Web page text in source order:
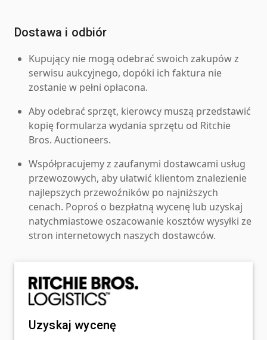
Dostawa i odbiór
Kupujący nie mogą odebrać swoich zakupów z
serwisu aukcyjnego, dopóki ich faktura nie
zostanie w pełni opłacona.
Aby odebrać sprzęt, kierowcy muszą przedstawić
kopię formularza wydania sprzętu od Ritchie
Bros. Auctioneers.
Współpracujemy z zaufanymi dostawcami usług
przewozowych, aby ułatwić klientom znalezienie
najlepszych przewoźników po najniższych
cenach. Poproś o bezpłatną wycenę lub uzyskaj
natychmiastowe oszacowanie kosztów wysyłki ze
stron internetowych naszych dostawców.
Uzyskaj wycenę